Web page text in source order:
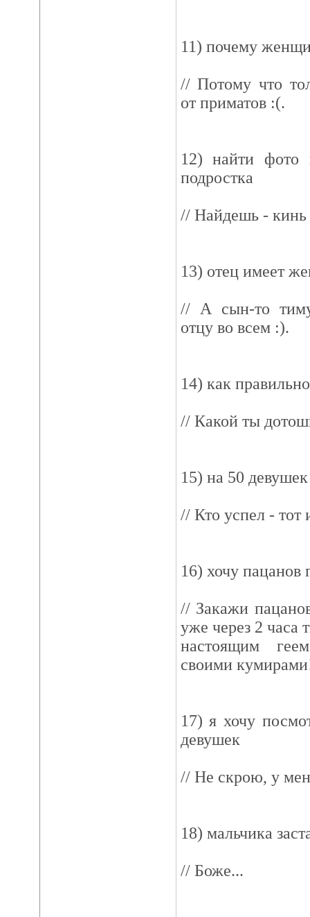
11) почему
// Потому что
от приматов :(.
12) найти фото
подростка
// Найдешь - кинь
13) отец имеет
// А сын-то
отцу во всем :).
14) как
// Какой ты
15) на 50
// Кто успел - тот
16) хочу пацанов
// Закажи
уже через 2 часа
настоящим
своими
17) я хочу
девушек
// Не скрою, у
18) мальчика
// Боже...